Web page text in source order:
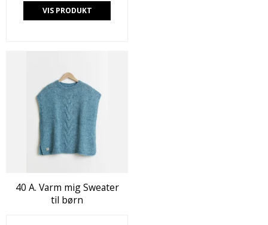
VIS PRODUKT
40 A. Varm mig Sweater
til børn